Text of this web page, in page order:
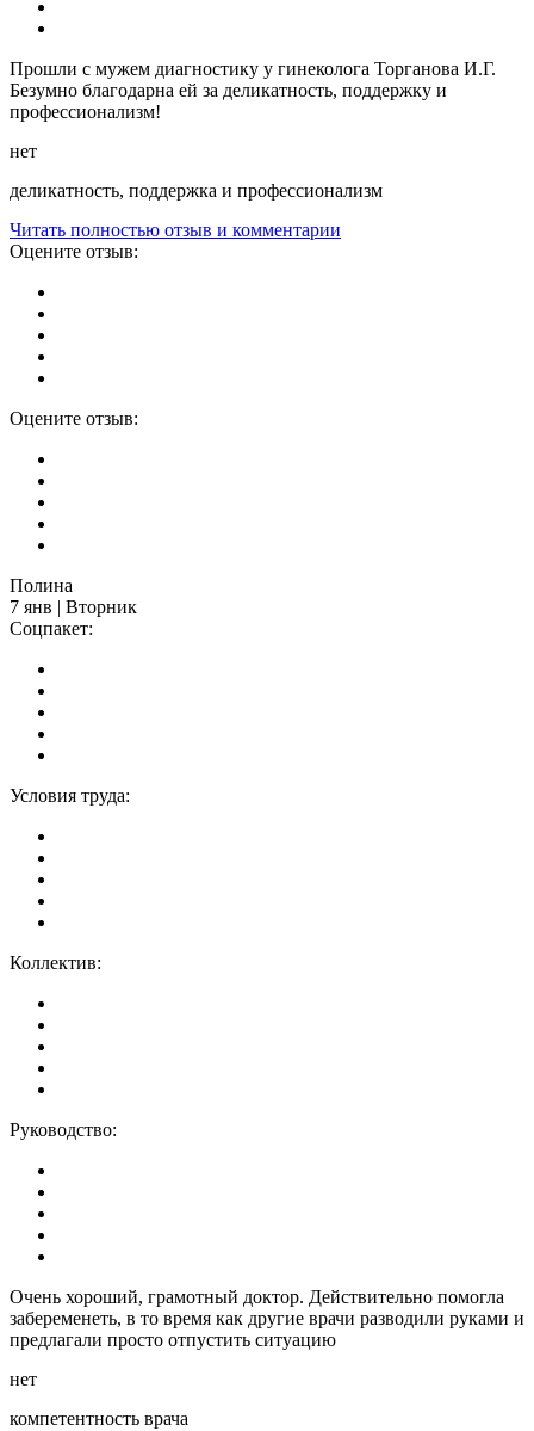
Прошли с мужем диагностику у гинеколога Торганова И.Г.
Безумно благодарна ей за деликатность, поддержку и
профессионализм!
нет
деликатность, поддержка и профессионализм
Читать полностью отзыв и комментарии
Оцените отзыв:
Оцените отзыв:
Полина
7 янв | Вторник
Соцпакет:
Условия труда:
Коллектив:
Руководство:
Очень хороший, грамотный доктор. Действительно помогла
забеременеть, в то время как другие врачи разводили руками и
предлагали просто отпустить ситуацию
нет
компетентность врача